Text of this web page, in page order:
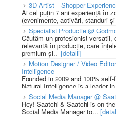
3D Artist – Shopper
Ai cel puțin 7 ani experiență în
(evenimente, activări, standuri
Specialist Productie @
Căutăm un profesionist versatil,
relevantă în producție, care
premium și... [detalii]
Motion Designer / Video
Intelligence
Founded in 2009 and 100%
Natural Intelligence is a leader
Social Media Manager @
Hey! Saatchi & Saatchi is on
Social Media Manager to...